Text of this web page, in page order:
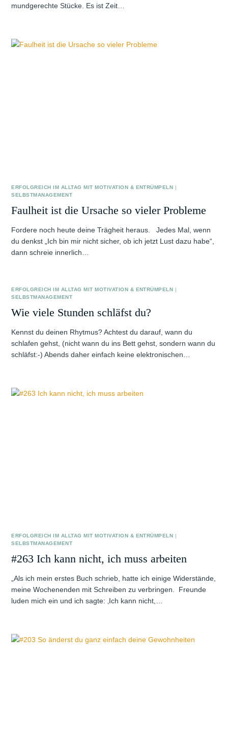
mundgerechte Stücke. Es ist Zeit…
ERFOLGREICH IM ALLTAG MIT MOTIVATION & ENTRÜMPELN |
SELBSTMANAGEMENT
Faulheit ist die Ursache so vieler Probleme
Fordere noch heute deine Trägheit heraus. Jedes Mal, wenn
du denkst „Ich bin mir nicht sicher, ob ich jetzt Lust dazu habe“,
dann schreie innerlich…
ERFOLGREICH IM ALLTAG MIT MOTIVATION & ENTRÜMPELN |
SELBSTMANAGEMENT
Wie viele Stunden schläfst du?
Kennst du deinen Rhytmus? Achtest du darauf, wann du
schlafen gehst, (nicht wann du ins Bett gehst, sondern wann du
schläfst:-) Abends daher einfach keine elektronischen…
ERFOLGREICH IM ALLTAG MIT MOTIVATION & ENTRÜMPELN
SELBSTMANAGEMENT
#263 Ich kann nicht, ich muss arbeiten
„Als ich mein erstes Buch schrieb, hatte ich einige Widerstände,
meine Wochenenden mit Schreiben zu verbringen. Freunde
luden mich ein und ich sagte: ‚Ich kann nicht,…